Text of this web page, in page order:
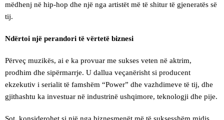
mëdhenj në hip-hop dhe një nga artistët më të shitur të gjeneratës së
tij.
Ndërtoi një perandori të vërtetë biznesi
Përveç muzikës, ai e ka provuar me sukses veten në aktrim,
prodhim dhe sipërmarrje. U dallua veçanërisht si producent
ekzekutiv i serialit të famshëm “Power” dhe vazhdimeve të tij, dhe
gjithashtu ka investuar në industrinë ushqimore, teknologji dhe pije.